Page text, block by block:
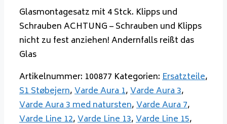
Glasmontagesatz mit 4 Stck. Klipps und
Schrauben ACHTUNG – Schrauben und Klipps
nicht zu fest anziehen! Andernfalls reißt das
Glas
Artikelnummer: 100877 Kategorien:Ersatzteile,
S1 Støbejern,Varde Aura 1,Varde Aura 3,
Varde Aura 3 med natursten,Varde Aura 7,
Varde Line 12,Varde Line 13,Varde Line 15,